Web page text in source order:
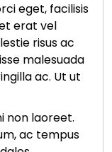
eget, facilisis
erat vel
risus ac
malesuada
ac. Ut ut
non laoreet.
ac tempus